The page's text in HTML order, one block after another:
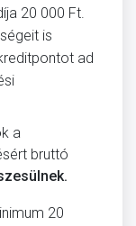
20 000 Ft.
is
ad
a
bruttó
20